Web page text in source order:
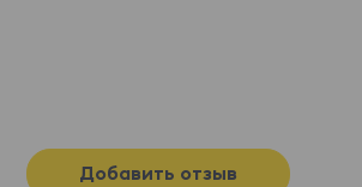
Добавить отзыв